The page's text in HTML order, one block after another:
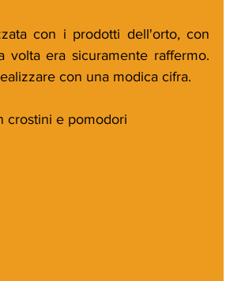
con i prodotti dell'orto, con
era sicuramente raffermo.
con una modica cifra.
crostini e pomodori